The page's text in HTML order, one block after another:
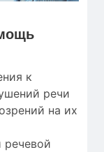
к
речи
на их